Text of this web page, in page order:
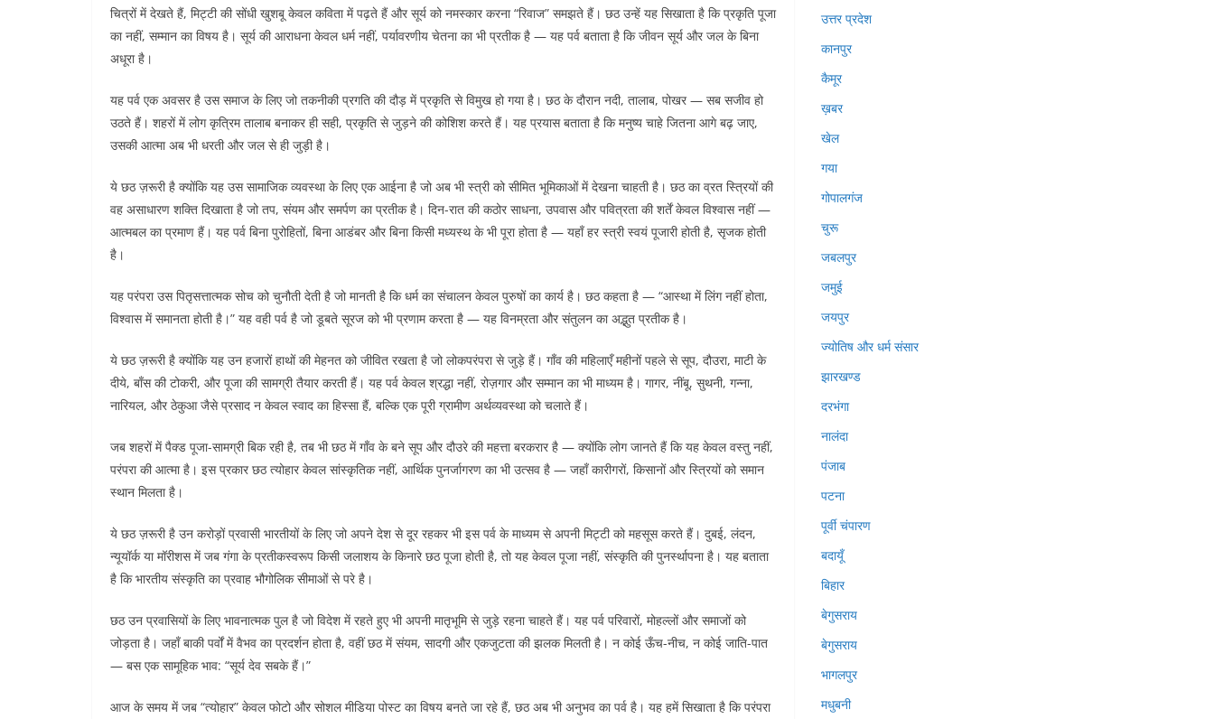
चित्रों में देखते हैं, मिट्टी की सोंधी खुशबू केवल कविता में पढ़ते हैं और सूर्य को नमस्कार करना “रिवाज” समझते हैं। छठ उन्हें यह सिखाता है कि प्रकृति पूजा
का नहीं, सम्मान का विषय है। सूर्य की आराधना केवल धर्म नहीं, पर्यावरणीय चेतना का भी प्रतीक है — यह पर्व बताता है कि जीवन सूर्य और जल के बिना
अधूरा है।
यह पर्व एक अवसर है उस समाज के लिए जो तकनीकी प्रगति की दौड़ में प्रकृति से विमुख हो गया है। छठ के दौरान नदी, तालाब, पोखर — सब सजीव हो
उठते हैं। शहरों में लोग कृत्रिम तालाब बनाकर ही सही, प्रकृति से जुड़ने की कोशिश करते हैं। यह प्रयास बताता है कि मनुष्य चाहे जितना आगे बढ़ जाए,
उसकी आत्मा अब भी धरती और जल से ही जुड़ी है।
ये छठ ज़रूरी है क्योंकि यह उस सामाजिक व्यवस्था के लिए एक आईना है जो अब भी स्त्री को सीमित भूमिकाओं में देखना चाहती है। छठ का व्रत स्त्रियों की
वह असाधारण शक्ति दिखाता है जो तप, संयम और समर्पण का प्रतीक है। दिन-रात की कठोर साधना, उपवास और पवित्रता की शर्तें केवल विश्वास नहीं —
आत्मबल का प्रमाण हैं। यह पर्व बिना पुरोहितों, बिना आडंबर और बिना किसी मध्यस्थ के भी पूरा होता है — यहाँ हर स्त्री स्वयं पूजारी होती है, सृजक होती
है।
यह परंपरा उस पितृसत्तात्मक सोच को चुनौती देती है जो मानती है कि धर्म का संचालन केवल पुरुषों का कार्य है। छठ कहता है — “आस्था में लिंग नहीं होता,
विश्वास में समानता होती है।” यह वही पर्व है जो डूबते सूरज को भी प्रणाम करता है — यह विनम्रता और संतुलन का अद्भुत प्रतीक है।
ये छठ ज़रूरी है क्योंकि यह उन हजारों हाथों की मेहनत को जीवित रखता है जो लोकपरंपरा से जुड़े हैं। गाँव की महिलाएँ महीनों पहले से सूप, दौउरा, माटी के
दीये, बाँस की टोकरी, और पूजा की सामग्री तैयार करती हैं। यह पर्व केवल श्रद्धा नहीं, रोज़गार और सम्मान का भी माध्यम है। गागर, नींबू, सुथनी, गन्ना,
नारियल, और ठेकुआ जैसे प्रसाद न केवल स्वाद का हिस्सा हैं, बल्कि एक पूरी ग्रामीण अर्थव्यवस्था को चलाते हैं।
जब शहरों में पैक्ड पूजा-सामग्री बिक रही है, तब भी छठ में गाँव के बने सूप और दौउरे की महत्ता बरकरार है — क्योंकि लोग जानते हैं कि यह केवल वस्तु नहीं,
परंपरा की आत्मा है। इस प्रकार छठ त्योहार केवल सांस्कृतिक नहीं, आर्थिक पुनर्जागरण का भी उत्सव है — जहाँ कारीगरों, किसानों और स्त्रियों को समान
स्थान मिलता है।
ये छठ ज़रूरी है उन करोड़ों प्रवासी भारतीयों के लिए जो अपने देश से दूर रहकर भी इस पर्व के माध्यम से अपनी मिट्टी को महसूस करते हैं। दुबई, लंदन,
न्यूयॉर्क या मॉरीशस में जब गंगा के प्रतीकस्वरूप किसी जलाशय के किनारे छठ पूजा होती है, तो यह केवल पूजा नहीं, संस्कृति की पुनर्स्थापना है। यह बताता
है कि भारतीय संस्कृति का प्रवाह भौगोलिक सीमाओं से परे है।
छठ उन प्रवासियों के लिए भावनात्मक पुल है जो विदेश में रहते हुए भी अपनी मातृभूमि से जुड़े रहना चाहते हैं। यह पर्व परिवारों, मोहल्लों और समाजों को
जोड़ता है। जहाँ बाकी पर्वों में वैभव का प्रदर्शन होता है, वहीं छठ में संयम, सादगी और एकजुटता की झलक मिलती है। न कोई ऊँच-नीच, न कोई जाति-पात
— बस एक सामूहिक भाव: “सूर्य देव सबके हैं।”
आज के समय में जब “त्योहार” केवल फोटो और सोशल मीडिया पोस्ट का विषय बनते जा रहे हैं, छठ अब भी अनुभव का पर्व है। यह हमें सिखाता है कि परंपरा
उत्तर प्रदेश
कानपुर
कैमूर
ख़बर
खेल
गया
गोपालगंज
चुरू
जबलपुर
जमुई
जयपुर
ज्योतिष और धर्म संसार
झारखण्ड
दरभंगा
नालंदा
पंजाब
पटना
पूर्वी चंपारण
बदायूँ
बिहार
बेगुसराय
बेगुसराय
भागलपुर
मधुबनी